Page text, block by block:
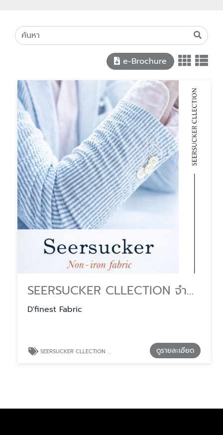
e-Brochure
SEERSUCKER CLLECTION จำหน่ายผ้าตัดเสื้อเชิ้ตยกหลา
D'finest Fabric
SEERSUCKER CLLECTION จำหน่ายผ้าตัดเสื้อเชิ้ตยกหลา ดูรายละเอียด